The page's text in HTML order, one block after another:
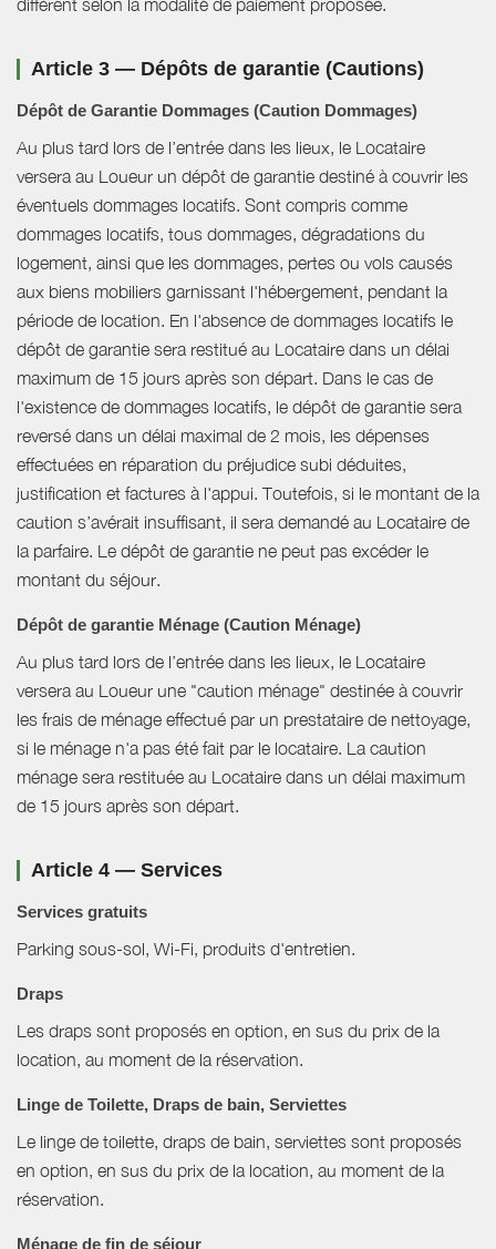
diffèrent selon la modalité de paiement proposée.
Article 3 — Dépôts de garantie (Cautions)
Dépôt de Garantie Dommages (Caution Dommages)
Au plus tard lors de l’entrée dans les lieux, le Locataire
versera au Loueur un dépôt de garantie destiné à couvrir les
éventuels dommages locatifs. Sont compris comme
dommages locatifs, tous dommages, dégradations du
logement, ainsi que les dommages, pertes ou vols causés
aux biens mobiliers garnissant l'hébergement, pendant la
période de location. En l'absence de dommages locatifs le
dépôt de garantie sera restitué au Locataire dans un délai
maximum de 15 jours après son départ. Dans le cas de
l'existence de dommages locatifs, le dépôt de garantie sera
reversé dans un délai maximal de 2 mois, les dépenses
effectuées en réparation du préjudice subi déduites,
justification et factures à l'appui. Toutefois, si le montant de la
caution s’avérait insuffisant, il sera demandé au Locataire de
la parfaire. Le dépôt de garantie ne peut pas excéder le
montant du séjour.
Dépôt de garantie Ménage (Caution Ménage)
Au plus tard lors de l’entrée dans les lieux, le Locataire
versera au Loueur une "caution ménage" destinée à couvrir
les frais de ménage effectué par un prestataire de nettoyage,
si le ménage n'a pas été fait par le locataire. La caution
ménage sera restituée au Locataire dans un délai maximum
de 15 jours après son départ.
Article 4 — Services
Services gratuits
Parking sous-sol, Wi-Fi, produits d'entretien.
Draps
Les draps sont proposés en option, en sus du prix de la
location, au moment de la réservation.
Linge de Toilette, Draps de bain, Serviettes
Le linge de toilette, draps de bain, serviettes sont proposés
en option, en sus du prix de la location, au moment de la
réservation.
Ménage de fin de séjour